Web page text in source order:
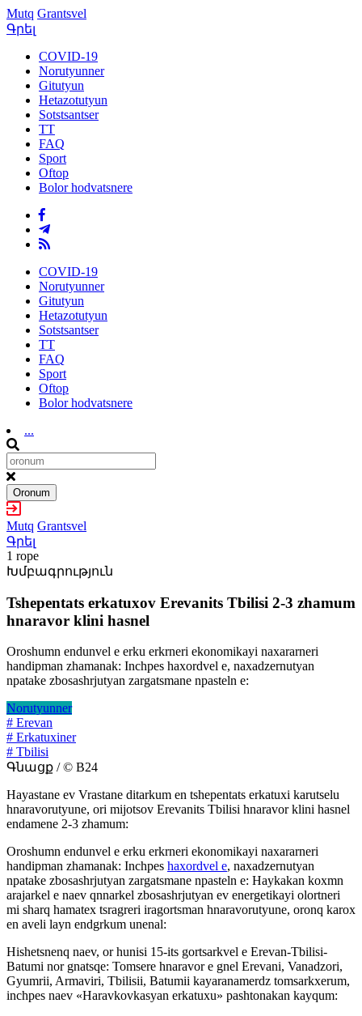
Mutq Grantsvel
Գրել
COVID-19
Norutyunner
Gitutyun
Hetazotutyun
Sotstsantser
TT
FAQ
Sport
Oftop
Bolor hodvatsnere
COVID-19
Norutyunner
Gitutyun
Hetazotutyun
Sotstsantser
TT
FAQ
Sport
Oftop
Bolor hodvatsnere
...
Oronum
Mutq Grantsvel
Գրել
1 rope
Խմբագրություն
Tshepentats erkatuxov Erevanits Tbilisi 2-3 zhamum
hnaravor klini hasnel
Oroshumn endunvel e erku erkrneri ekonomikayi naxararneri
handipman zhamanak: Inchpes haxordvel e, naxadzernutyan
npatake zbosashrjutyan zargatsmane npasteln e:
Norutyunner
# Erevan
# Erkatuxiner
# Tbilisi
Գնացք / © B24
Hayastane ev Vrastane ditarkum en tshepentats erkatuxi karutselu
hnaravorutyune, ori mijotsov Erevanits Tbilisi hnaravor klini hasnel
endamene 2-3 zhamum:
Oroshumn endunvel e erku erkrneri ekonomikayi naxararneri
handipman zhamanak: Inchpes haxordvel e, naxadzernutyan
npatake zbosashrjutyan zargatsmane npasteln e: Haykakan koxmn
arajarkel e naev qnnarkel zbosashrjutyan ev energetikayi olortneri
mi sharq hamatex tsragreri iragortsman hnaravorutyune, oronq karox
en aveli layn endgrkum unenal:
Hishetsnenq naev, or hunisi 15-its gortsarkvel e Erevan-Tbilisi-
Batumi nor gnatsqe: Tomsere hnaravor e gnel Erevani, Vanadzori,
Gyumrii, Armaviri, Tbilisii, Batumii kayaranamerdz tomsarkxerum,
inchpes naev «Haravkovkasyan erkatuxu» pashtonakan kayqum: